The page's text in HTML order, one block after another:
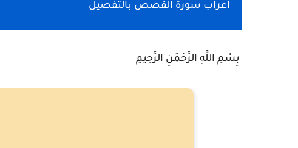
اعراب سورة القصص بالتفصيل
بِسْمِ اللَّهِ الرَّحْمَٰنِ الرَّحِيمِ